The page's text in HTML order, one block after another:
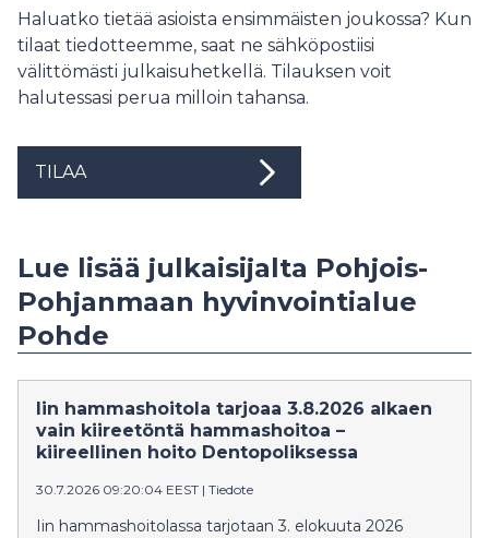
Haluatko tietää asioista ensimmäisten joukossa? Kun
tilaat tiedotteemme, saat ne sähköpostiisi
välittömästi julkaisuhetkellä. Tilauksen voit
halutessasi perua milloin tahansa.
TILAA
Lue lisää julkaisijalta Pohjois-
Pohjanmaan hyvinvointialue
Pohde
Iin hammashoitola tarjoaa 3.8.2026 alkaen
vain kiireetöntä hammashoitoa –
kiireellinen hoito Dentopoliksessa
30.7.2026 09:20:04 EEST | Tiedote
Iin hammashoitolassa tarjotaan 3. elokuuta 2026